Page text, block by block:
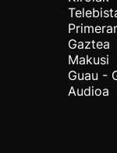
Gaztea
Makusi
Guau -
Audioa